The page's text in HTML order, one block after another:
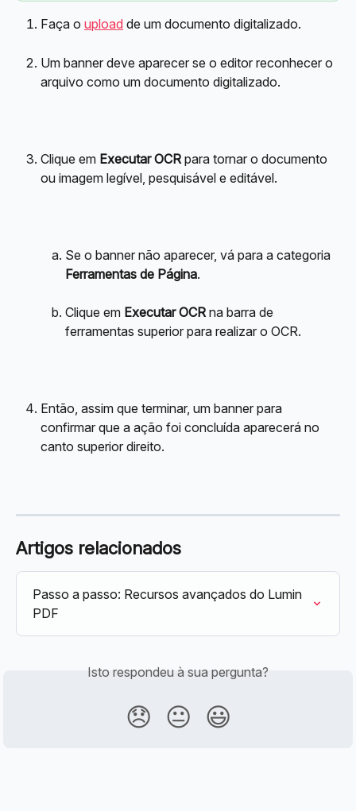
Faça o upload de um documento digitalizado.
Um banner deve aparecer se o editor reconhecer o
arquivo como um documento digitalizado.
Clique em Executar OCR para tornar o documento
ou imagem legível, pesquisável e editável.
Se o banner não aparecer, vá para a categoria
Ferramentas de Página.
Clique em Executar OCR na barra de
ferramentas superior para realizar o OCR.
Então, assim que terminar, um banner para
confirmar que a ação foi concluída aparecerá no
canto superior direito.
Artigos relacionados
Passo a passo: Recursos avançados do Lumin
PDF
Isto respondeu à sua pergunta?
😞 😐 😃